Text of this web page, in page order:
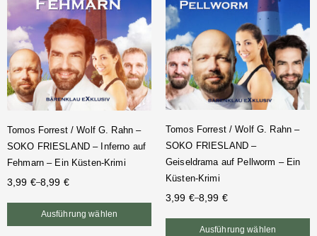
Tomos Forrest / Wolf G. Rahn –
SOKO FRIESLAND – Inferno auf
Fehmarn – Ein Küsten-Krimi
3,99 €–8,99 €
Ausführung wählen
Tomos Forrest / Wolf G. Rahn –
SOKO FRIESLAND –
Geiseldrama auf Pellworm – Ein
Küsten-Krimi
3,99 €–8,99 €
Ausführung wählen